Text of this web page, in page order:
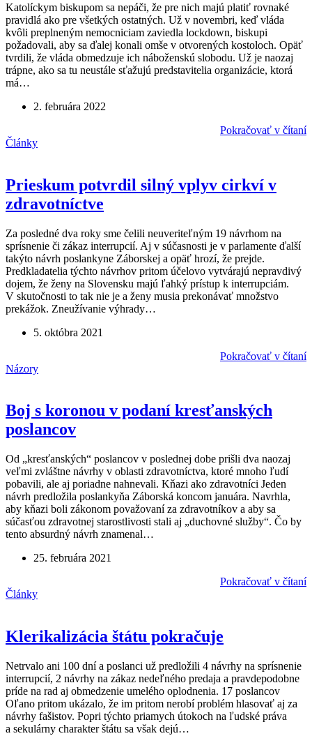
Katolíckym biskupom sa nepáči, že pre nich majú platiť rovnaké
pravidlá ako pre všetkých ostatných. Už v novembri, keď vláda
kvôli preplneným nemocniciam zaviedla lockdown, biskupi
požadovali, aby sa ďalej konali omše v otvorených kostoloch. Opäť
tvrdili, že vláda obmedzuje ich náboženskú slobodu. Už je naozaj
trápne, ako sa tu neustále sťažujú predstavitelia organizácie, ktorá
má…
2. februára 2022
Pokračovať v čítaní
Články
Prieskum potvrdil silný vplyv cirkví v
zdravotníctve
Za posledné dva roky sme čelili neuveriteľným 19 návrhom na
sprísnenie či zákaz interrupcií. Aj v súčasnosti je v parlamente ďalší
takýto návrh poslankyne Záborskej a opäť hrozí, že prejde.
Predkladatelia týchto návrhov pritom účelovo vytvárajú nepravdivý
dojem, že ženy na Slovensku majú ľahký prístup k interrupciám.
V skutočnosti to tak nie je a ženy musia prekonávať množstvo
prekážok. Zneužívanie výhrady…
5. októbra 2021
Pokračovať v čítaní
Názory
Boj s koronou v podaní kresťanských
poslancov
Od „kresťanských“ poslancov v poslednej dobe prišli dva naozaj
veľmi zvláštne návrhy v oblasti zdravotníctva, ktoré mnoho ľudí
pobavili, ale aj poriadne nahnevali. Kňazi ako zdravotníci Jeden
návrh predložila poslankyňa Záborská koncom januára. Navrhla,
aby kňazi boli zákonom považovaní za zdravotníkov a aby sa
súčasťou zdravotnej starostlivosti stali aj „duchovné služby“. Čo by
tento absurdný návrh znamenal…
25. februára 2021
Pokračovať v čítaní
Články
Klerikalizácia štátu pokračuje
Netrvalo ani 100 dní a poslanci už predložili 4 návrhy na sprísnenie
interrupcií, 2 návrhy na zákaz nedeľného predaja a pravdepodobne
príde na rad aj obmedzenie umelého oplodnenia. 17 poslancov
Oľano pritom ukázalo, že im pritom nerobí problém hlasovať aj za
návrhy fašistov. Popri týchto priamych útokoch na ľudské práva
a sekulárny charakter štátu sa však dejú…